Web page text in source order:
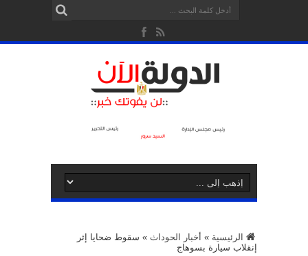
الرئيسية » أخبار الحوداث » سقوط ضحايا إثر
إنقلاب سيارة بسوهاج